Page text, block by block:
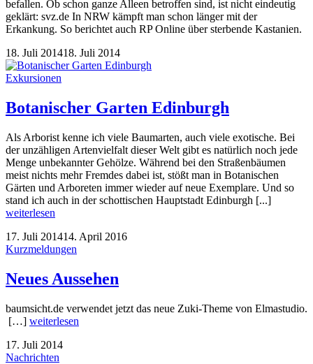
befallen. Ob schon ganze Alleen betroffen sind, ist nicht eindeutig
geklärt: svz.de In NRW kämpft man schon länger mit der
Erkankung. So berichtet auch RP Online über sterbende Kastanien.
18. Juli 201418. Juli 2014
Exkursionen
Botanischer Garten Edinburgh
Als Arborist kenne ich viele Baumarten, auch viele exotische. Bei
der unzähligen Artenvielfalt dieser Welt gibt es natürlich noch jede
Menge unbekannter Gehölze. Während bei den Straßenbäumen
meist nichts mehr Fremdes dabei ist, stößt man in Botanischen
Gärten und Arboreten immer wieder auf neue Exemplare. Und so
stand ich auch in der schottischen Hauptstadt Edinburgh [...]
weiterlesen
17. Juli 201414. April 2016
Kurzmeldungen
Neues Aussehen
baumsicht.de verwendet jetzt das neue Zuki-Theme von Elmastudio.
[…] weiterlesen
17. Juli 2014
Nachrichten